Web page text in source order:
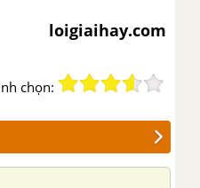
loigiaihay.com
chọn: